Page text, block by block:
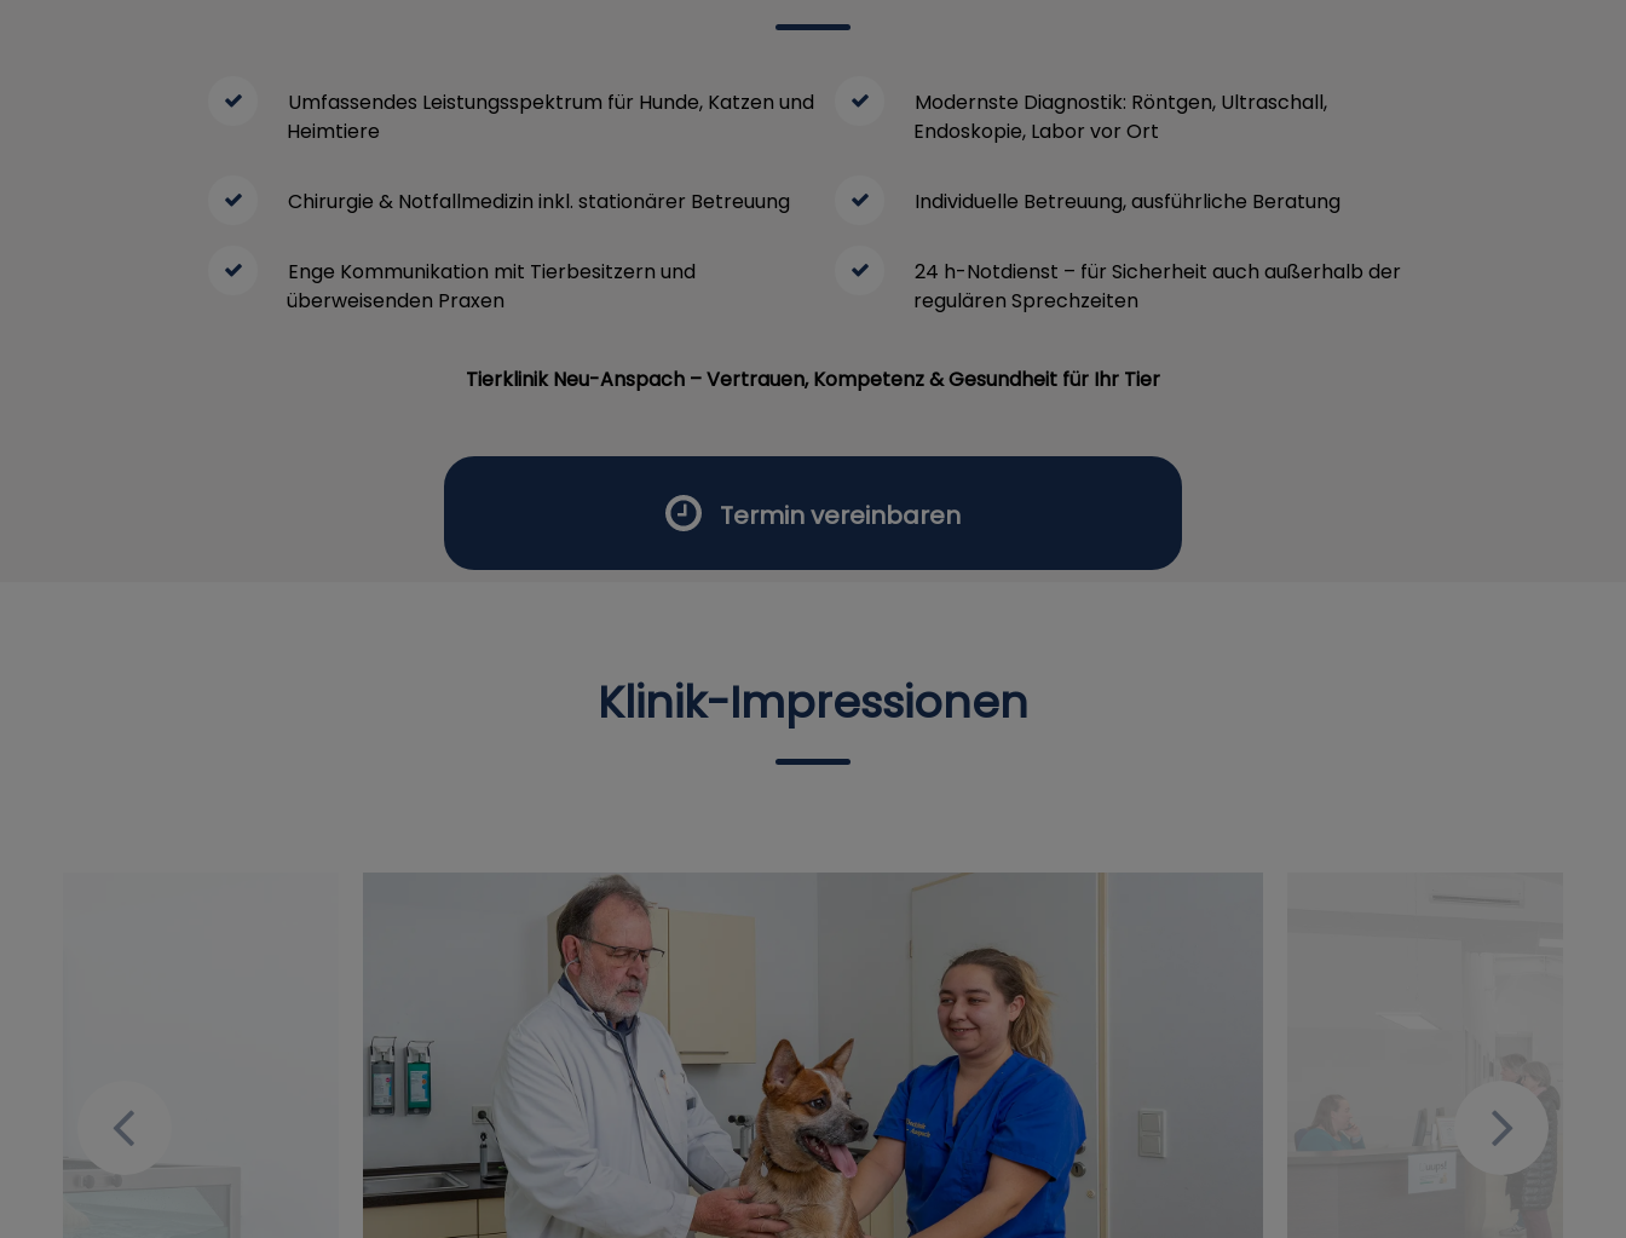
Umfassendes Leistungsspektrum für Hunde, Katzen und
Heimtiere
Modernste Diagnostik: Röntgen, Ultraschall,
Endoskopie, Labor vor Ort
Chirurgie & Notfallmedizin inkl. stationärer Betreuung Individuelle Betreuung, ausführliche Beratung
Enge Kommunikation mit Tierbesitzern und
überweisenden Praxen
24 h-Notdienst – für Sicherheit auch außerhalb der
regulären Sprechzeiten
Tierklinik Neu-Anspach – Vertrauen, Kompetenz & Gesundheit für Ihr Tier
Termin vereinbaren
Klinik-Impressionen